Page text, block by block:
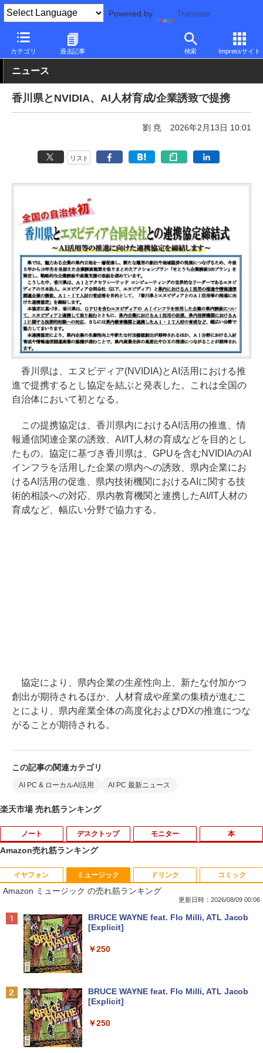
Powered by Translate
カテゴリ 過去記事 検索 Impressサイト
PC Watch 半導体/周辺機器
ニュース
香川県とNVIDIA、AI人材育成/企業誘致で提携
劉 尭 2026年2月13日 10:01
リスト
香川県は、エヌビディア(NVIDIA)とAI活用における推
進で提携するとし協定を結ぶと発表した。これは全国の
自治体において初となる。
この提携協定は、香川県内におけるAI活用の推進、情
報通信関連企業の誘致、AI/IT人材の育成などを目的とし
たもの。協定に基づき香川県は、GPUを含むNVIDIAのAI
インフラを活用した企業の県内への誘致、県内企業にお
けるAI活用の促進、県内技術機関におけるAIに関する技
術的相談への対応、県内教育機関と連携したAI/IT人材の
育成など、幅広い分野で協力する。
協定により、県内企業の生産性向上、新たな付加かつ
創出が期待されるほか、人材育成や産業の集積が進むこ
とにより、県内産業全体の高度化およびDXの推進につな
がることが期待される。
この記事の関連カテゴリ
AI PC & ローカルAI活用 AI PC 最新ニュース
楽天市場 売れ筋ランキング
ノート
1
【期間限定破格金額！】新生活 新古品 W
in11搭載 パソコンノートパソコンoffice
付き 初心者向けノートPC 初期設定済 1
メモリ4GB～ 高速SSD1TB 最大 フルHD
Webカメラ zoom 軽量薄型 無線 型番更
NEC VKL24X-4 15.6インチ Core i3 メモ
ラ テンキー Windows11 ノートパソコン
デスクトップ モニター
1
【お買い物マラソ開催中！P最大31.5%還
元】五年保証 白 モバイルモニター 15.6
インチ FHD 1920×1080 1080P Fast IPS
高コントラスト 超軽量 640g スピーカー
内蔵 Type-C/HDMI 接続 PS5/Switch/PC/
Yoothi 互換品 液晶 13.3インチ Lenovo
21BA 対応 1920x1200 WUXGA IPS LED
本
1
魔王城の料理番 〜コワモテ魔族ばかりだ
けど、ホワイトな職場です〜 6巻 【電
子書籍】[ ワイエム系 ]
￥792
￥8,030
Amazon売れ筋ランキング
イヤフォン
Anker Soundcore P42i (Bluetooth 6.1)【完
全ワイヤレスイヤホン/ウルトラノイズキャン
間再生 / コンパクト形状/持ち運びに便利 / IP5
￥9,990
Anker Soundcore P31i ピンク
ミュージック
Amazon ミュージック の売れ筋ランキング
更新日時：2026/08/09 00:06
BRUCE WAYNE feat. Flo Milli, ATL Jacob
[Explicit]
￥250
BRUCE WAYNE feat. Flo Milli, ATL Jacob
[Explicit]
￥250
ドリンク コミック